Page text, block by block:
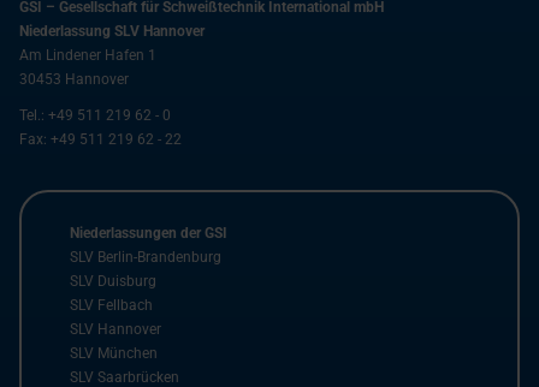
GSI – Gesellschaft für Schweißtechnik International mbH
Niederlassung SLV Hannover
Am Lindener Hafen 1
30453 Hannover
Tel.: +49 511 219 62 - 0
Fax: +49 511 219 62 - 22
Niederlassungen der GSI
SLV Berlin-Brandenburg
SLV Duisburg
SLV Fellbach
SLV Hannover
SLV München
SLV Saarbrücken